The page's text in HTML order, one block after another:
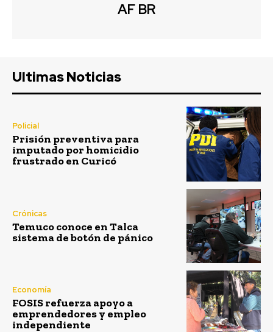
AF BR
Ultimas Noticias
Policial
Prisión preventiva para
imputado por homicidio
frustrado en Curicó
Crónicas
Temuco conoce en Talca
sistema de botón de pánico
Economía
FOSIS refuerza apoyo a
emprendedores y empleo
independiente